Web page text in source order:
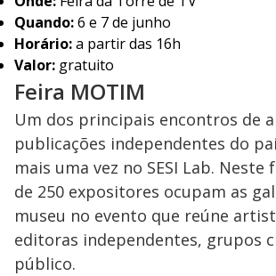
Quando:6 e 7 de junho
Horário:a partir das 16h
Valor: gratuito
Feira MOTIM
Um dos principais encontros de
publicações independentes do
mais uma vez no SESI Lab. Neste
de 250 expositores ocupam as
museu no evento que reúne
editoras independentes, grupos
público.